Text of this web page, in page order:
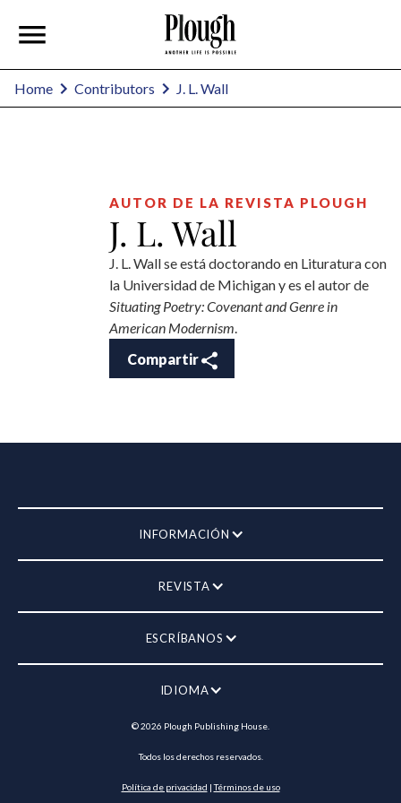
Home Contributors J. L. Wall
AUTOR DE LA REVISTA PLOUGH
J. L. Wall
J. L. Wall se está doctorando en Lituratura con
la Universidad de Michigan y es el autor de
Situating Poetry: Covenant and Genre in
American Modernism.
Compartir
INFORMACIÓN
REVISTA
ESCRÍBANOS
IDIOMA
©2026 Plough Publishing House.
Todos los derechos reservados.
Política de privacidad |Términos de uso